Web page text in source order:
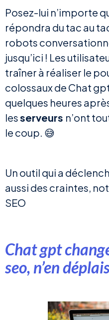
Posez-lui n’importe
répondra du tac au
robots
jusqu’ici ! Les
traîner à réaliser le
colossaux de Chat
quelques heures
lesserveurs n’ont
le coup. 😅
Un outil qui a
aussi des craintes,
SEO
Chat gpt
seo, n’en